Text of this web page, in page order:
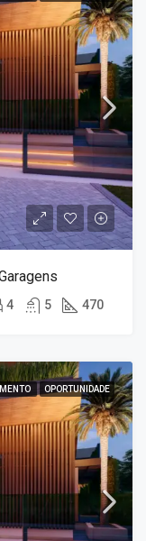
4 5 470
OPORTUNIDADE